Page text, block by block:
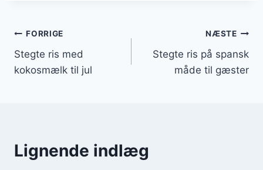
Indlægsnavigation
FORRIGE
Stegte ris med
kokosmælk til jul
NÆSTE
Stegte ris på spansk
måde til gæster
Lignende indlæg